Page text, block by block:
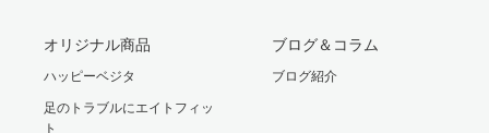
オリジナル商品
ハッピーベジタ
足のトラブルにエイトフィッ
ト
ブログ＆コラム
ブログ紹介